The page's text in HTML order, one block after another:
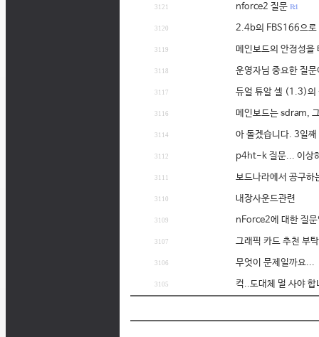
3121 nforce2 질문 R: 1
3120 2.4b의 FBS166으로
3119 메인보드의 안정성
3118 운영자님 중요한 질
3117 듀얼 튜알 셀 (1.3)의
3116 메인보드는 sdram,
3114 아 돌겠습니다. 3일
3112 p4ht-k 질문... 이상
3111 보드나라에서 공구
3110 내장사운드관련
3109 nForce2에 대한 질
3107 그래픽 카드 추천 부
3106 무엇이 문제일까요...
3105 컥..도대체 멀 사야